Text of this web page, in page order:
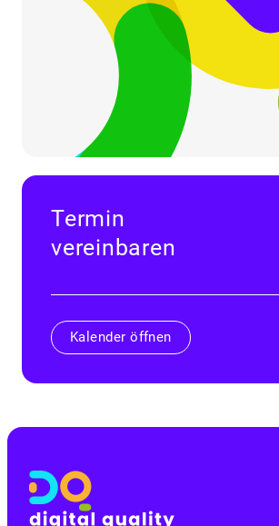
Termin
vereinbaren
Kalender öffnen